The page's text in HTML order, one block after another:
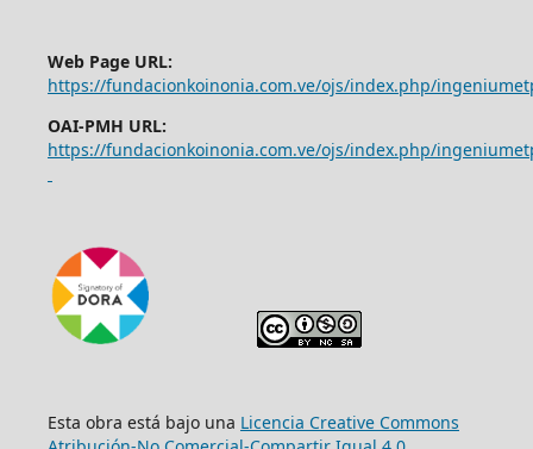
Web Page URL:
https://fundacionkoinonia.com.ve/ojs/index.php/
OAI-PMH URL:
https://fundacionkoinonia.com.ve/ojs/index.php/
Esta obra está bajo una Licencia Creative Commons